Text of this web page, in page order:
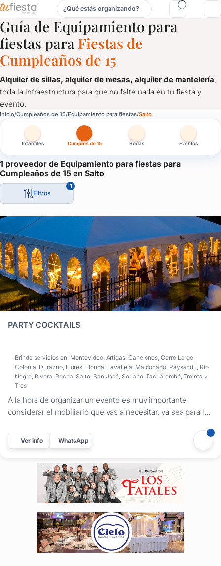
Equipamiento para fiestas para Cumpleaños de 15 en Salto
¿Qué estás organizando?
Guía de Equipamiento para
fiestas para Fiestas de
Cumpleaños de 15
Alquiler de sillas, alquiler de mesas, alquiler de mantelería
toda la infraestructura para que no falte nada en tu fiesta y
evento.
Inicio Cumpleaños de 15 Equipamiento para fiestas Salto
Infantiles Cumples de 15 Bodas Eventos
1 proveedor de Equipamiento para fiestas para
Cumpleaños de 15 en Salto
Filtros
1
PARTY COCKTAILS
Brinda servicios en: Montevideo, Artigas, Canelones, Cerro Largo,
Colonia, Durazno, Flores, Florida, Lavalleja, Maldonado, Paysandú, Río
Negro, Rivera, Rocha, Salto, San José, Soriano, Tacuarembó, Treinta y
Tres
A la hora de organizar un evento es muy importante
considerar el mobiliario que vas a necesitar, ya sea para la
Party Cocktails te ofrecemos la solución que estás
necesitando en alquiler de mobiliario para cualquier tipo de
Ver info WhatsApp
Equipamiento para fiestas para Cumpleaños de 15 en Salto
Alquiler de sillas, alquiler de mesas, alquiler de mantelería